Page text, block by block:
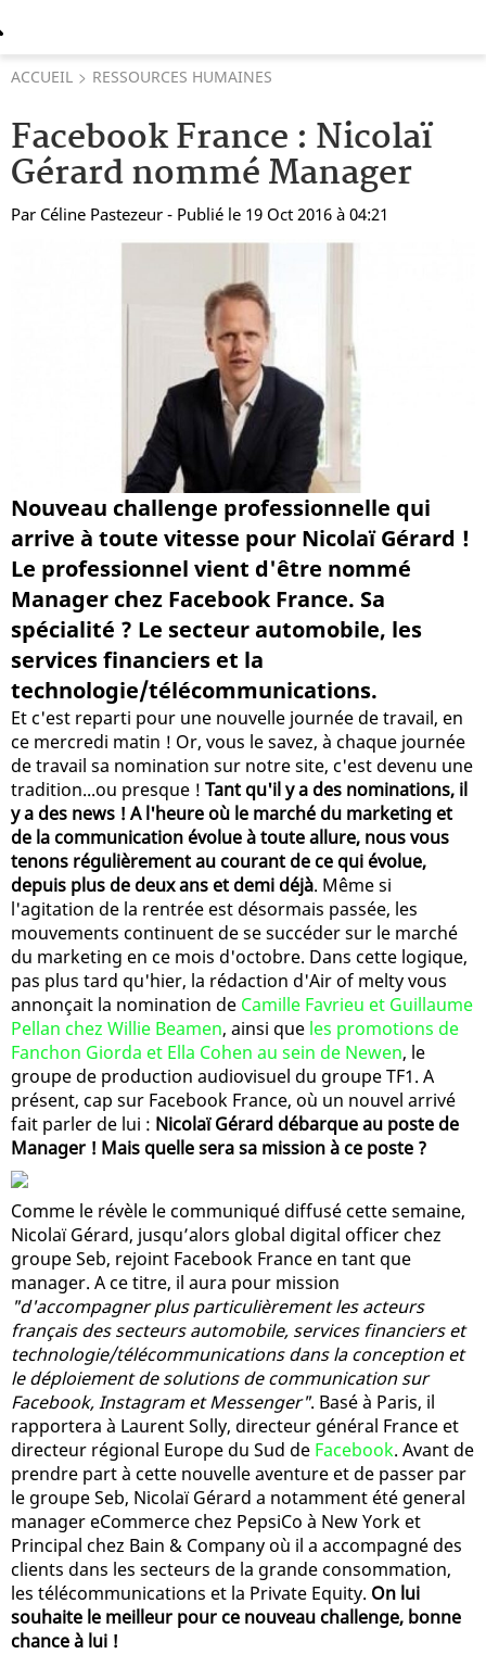
ACCUEIL RESSOURCES HUMAINES
Facebook France : Nicolaï
Gérard nommé Manager
Par Céline Pastezeur - Publié le 19 Oct 2016 à 04:21
Nouveau challenge professionnelle qui
arrive à toute vitesse pour Nicolaï Gérard !
Le professionnel vient d'être nommé
Manager chez Facebook France. Sa
spécialité ? Le secteur automobile, les
services financiers et la
technologie/télécommunications.
Et c'est reparti pour une nouvelle journée de travail, en
ce mercredi matin ! Or, vous le savez, à chaque journée
de travail sa nomination sur notre site, c'est devenu une
tradition...ou presque ! Tant qu'il y a des nominations, il
y a des news ! A l'heure où le marché du marketing et
de la communication évolue à toute allure, nous vous
tenons régulièrement au courant de ce qui évolue,
depuis plus de deux ans et demi déjà. Même si
l'agitation de la rentrée est désormais passée, les
mouvements continuent de se succéder sur le marché
du marketing en ce mois d'octobre. Dans cette logique,
pas plus tard qu'hier, la rédaction d'Air of melty vous
annonçait la nomination de Camille Favrieu et Guillaume
Pellan chez Willie Beamen, ainsi que les promotions de
Fanchon Giorda et Ella Cohen au sein de Newen, le
groupe de production audiovisuel du groupe TF1. A
présent, cap sur Facebook France, où un nouvel arrivé
fait parler de lui : Nicolaï Gérard débarque au poste de
Manager ! Mais quelle sera sa mission à ce poste ?
Comme le révèle le communiqué diffusé cette semaine,
Nicolaï Gérard, jusqu’alors global digital officer chez
groupe Seb, rejoint Facebook France en tant que
manager. A ce titre, il aura pour mission
"d'accompagner plus particulièrement les acteurs
français des secteurs automobile, services financiers et
technologie/télécommunications dans la conception et
le déploiement de solutions de communication sur
Facebook, Instagram et Messenger". Basé à Paris, il
rapportera à Laurent Solly, directeur général France et
directeur régional Europe du Sud de Facebook. Avant de
prendre part à cette nouvelle aventure et de passer par
le groupe Seb, Nicolaï Gérard a notamment été general
manager eCommerce chez PepsiCo à New York et
Principal chez Bain & Company où il a accompagné des
clients dans les secteurs de la grande consommation,
les télécommunications et la Private Equity. On lui
souhaite le meilleur pour ce nouveau challenge, bonne
chance à lui !